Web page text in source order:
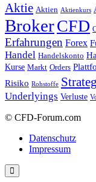
Aktie Aktien Aktienkurs
BrokerCFD
Erfahrungen Forex
Handel Handelskonto
Kurse Markt Orders
Risiko Rohstoffe
Underlyings Verluste
© CFD-Forum.com
Datenschutz
Impressum